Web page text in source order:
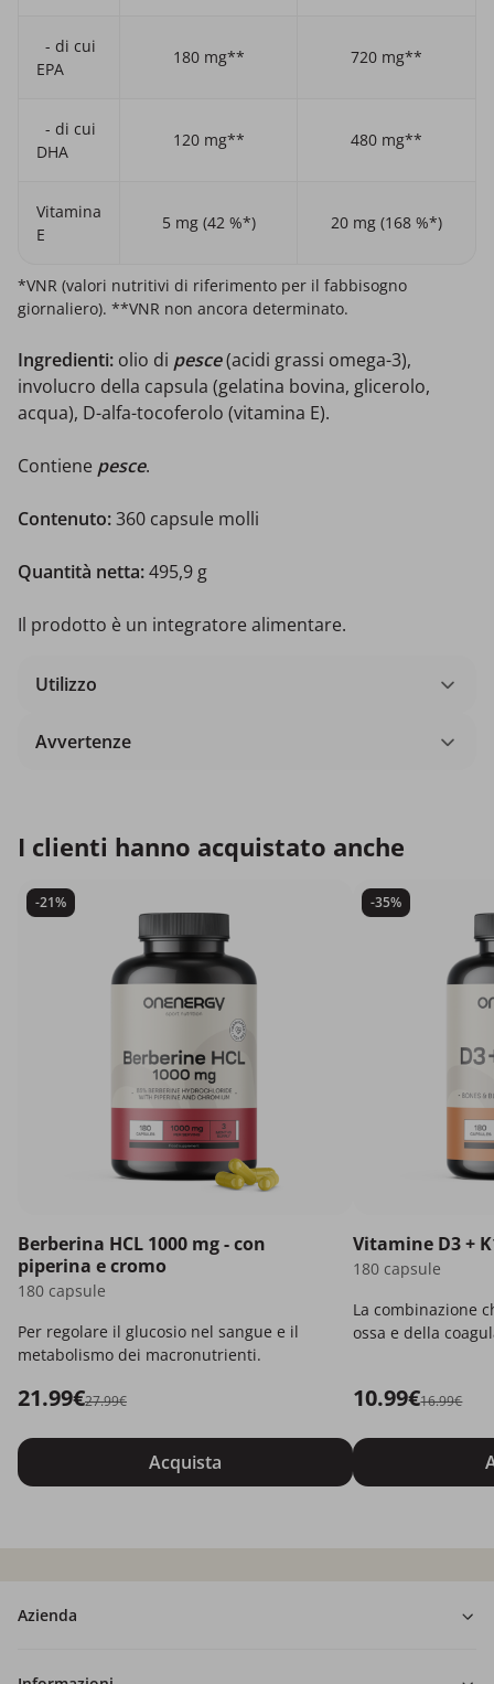
- di cui
EPA
180 mg** 720 mg**
- di cui
DHA
120 mg** 480 mg**
Vitamina
E
5 mg (42 %*) 20 mg (168 %*)
*VNR (valori nutritivi di riferimento per il fabbisogno
giornaliero). **VNR non ancora determinato.
Ingredienti: olio di pesce(acidi grassi omega-3),
involucro della capsula (gelatina bovina, glicerolo,
acqua), D-alfa-tocoferolo (vitamina E).
Contiene pesce.
Contenuto:360 capsule molli
Quantità netta:495,9 g
Il prodotto è un integratore alimentare.
Utilizzo
Avvertenze
I clienti hanno acquistato anche
-21%
Berberina HCL 1000 mg - con
piperina e cromo
180 capsule
Per regolare il glucosio nel sangue e il
metabolismo dei macronutrienti.
21.99€27.99€
Acquista
-35%
Vitamine D3 +
180 capsule
La combinazione
ossa e della
10.99€16.99€
Azienda